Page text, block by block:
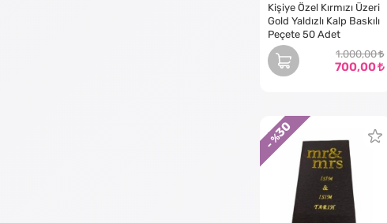
Kişiye Özel Kırmızı Üzeri
Gold Yaldızlı Kalp Baskılı
Peçete 50 Adet
1.000,00
700,00
- %
30